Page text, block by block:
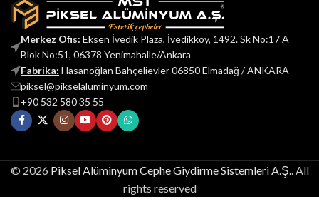
Merkez Ofis: Eksen İvedik Plaza, İvedikköy, 1492. Sk No:17 A
Blok No:51, 06378 Yenimahalle/Ankara
Fabrika: Hasanoğlan Bahçelievler 06850 Elmadağ / ANKARA
piksel@pikselaluminyum.com
+90 532 580 35 55
© 2026 Piksel Alüminyum Cephe Giydirme Sistemleri A.Ş. . All
rights reserved